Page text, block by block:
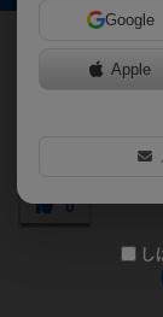
ボドゲーマ運営
0
Google
Apple
し